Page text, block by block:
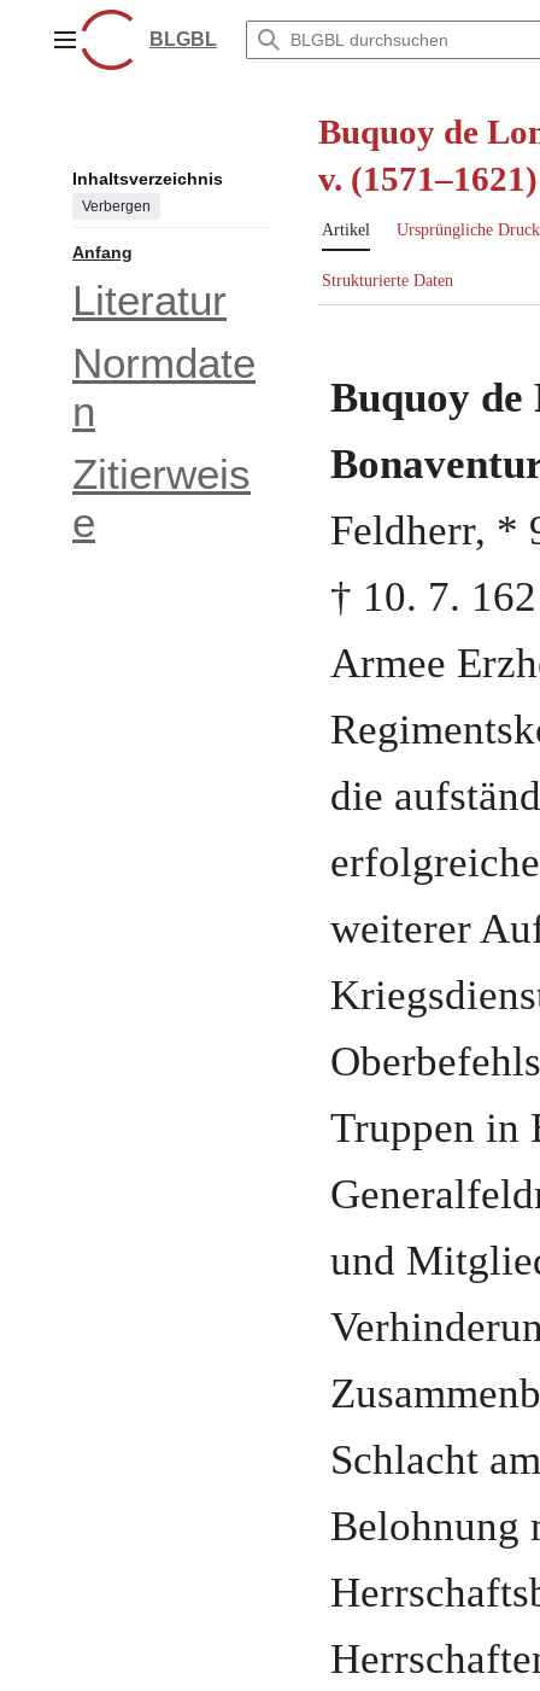
springenHauptmenüBLGBL
Inhaltsverzeichnis
Verbergen
Anfang
Literatur
Normdate
n
Zitierweis
e
Buquoy de
v. (1571–1621)
Artikel Ursprüngliche
Strukturierte Daten
Buquoy
Feldherr, *
† 10. 7.
Armee
die
weiterer
Truppen in
und
Schlacht
Belohnung